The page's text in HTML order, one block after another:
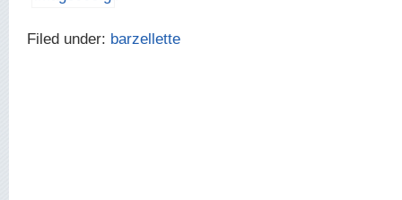
Filed under: barzellette